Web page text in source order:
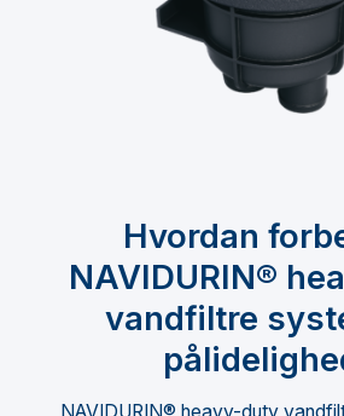
Hvordan
NAVIDURIN®
vandfiltre